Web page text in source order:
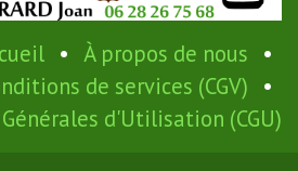
• À propos de nous •
de services (CGV) •
d'Utilisation (CGU)